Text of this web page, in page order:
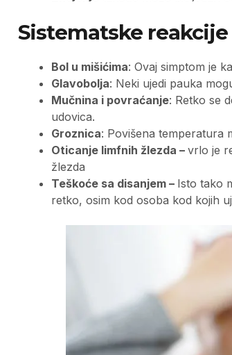
Sistematske
Bol u mišićima: Ovaj simptom je
Glavobolja: Neki ujedi pauka
Mučnina i povraćanje: Retko se
udovica.
Groznica: Povišena temperatura
Oticanje limfnih žlezda – vrlo je
žlezda
Teškoće sa disanjem – Isto tako
retko, osim kod osoba kod kojih